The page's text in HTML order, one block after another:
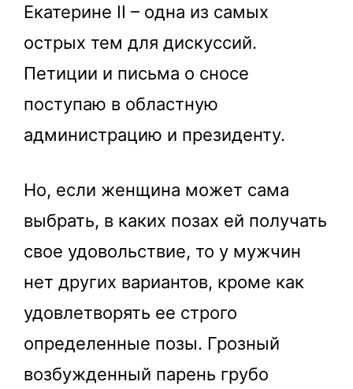
Екатерине II – одна из самых
острых тем для дискуссий.
Петиции и письма о сносе
поступаю в областную
администрацию и президенту.
Но, если женщина может сама
выбрать, в каких позах ей получать
свое удовольствие, то у мужчин
нет других вариантов, кроме как
удовлетворять ее строго
определенные позы. Грозный
возбужденный парень грубо